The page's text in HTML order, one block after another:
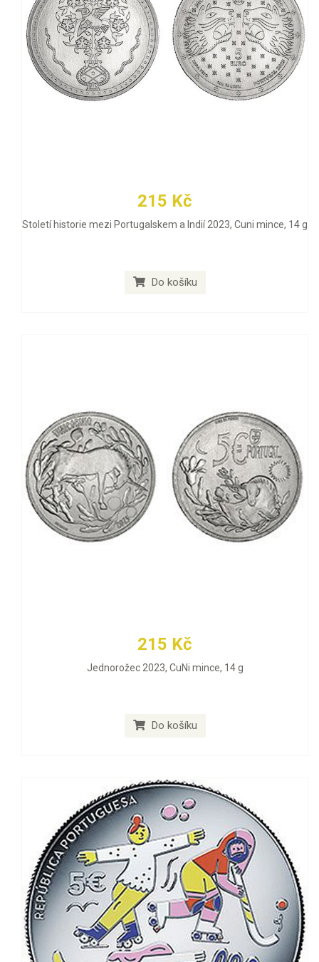
215 Kč
Století historie mezi Portugalskem a Indií 2023, Cuni mince, 14 g
Do košíku
215 Kč
Jednorožec 2023, CuNi mince, 14 g
Do košíku